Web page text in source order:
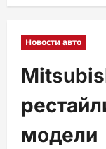
Новости авто
модели